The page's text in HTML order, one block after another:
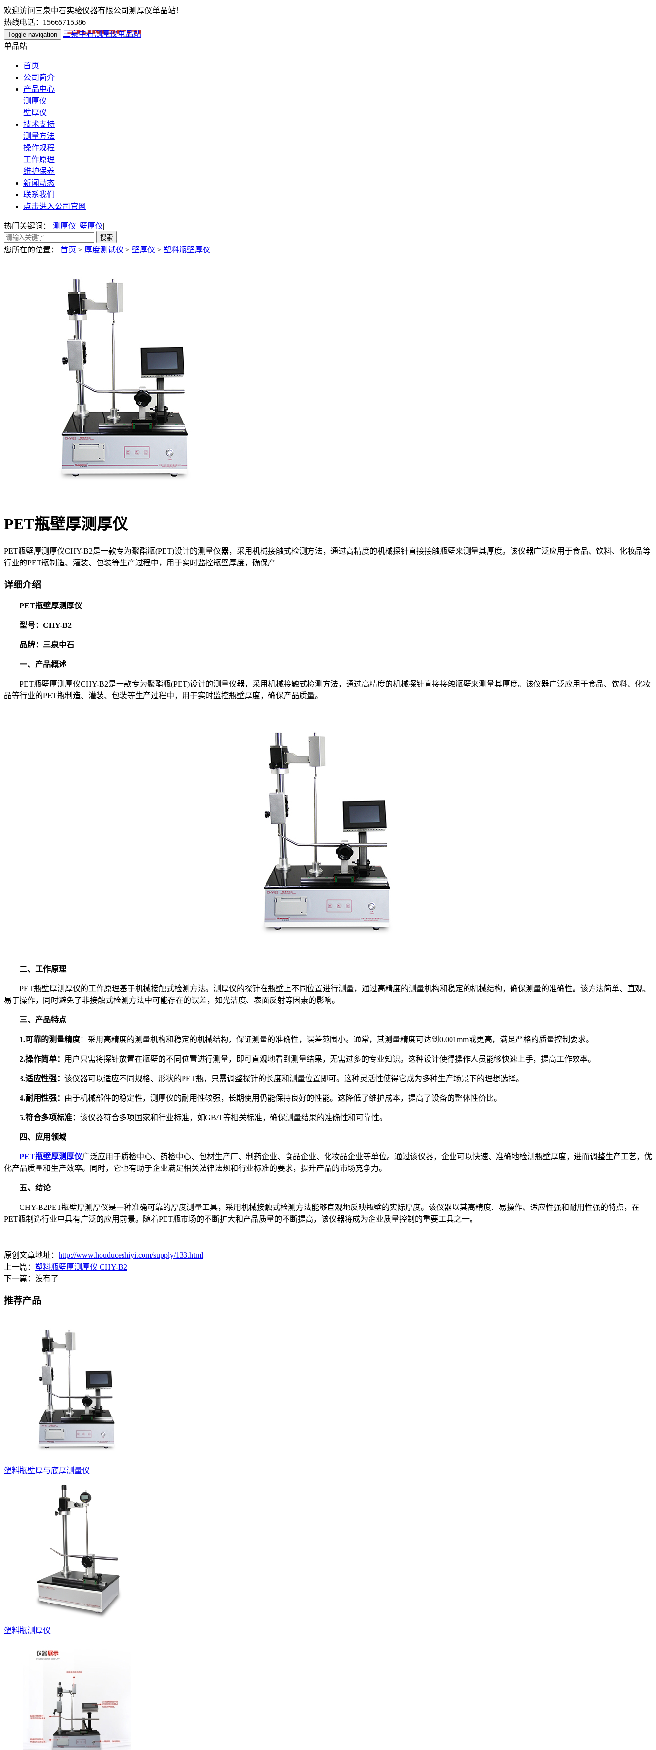
欢迎访问三泉中石实验仪器有限公司测厚仪单品站！
热线电话：15665715386
Toggle navigation
三泉中石测厚仪单品站
单品站
首页
公司简介
产品中心
测厚仪
壁厚仪
技术支持
测量方法
操作规程
工作原理
维护保养
新闻动态
联系我们
点击进入公司官网
热门关键词： 测厚仪| 壁厚仪|
您所在的位置： 首页 > 厚度测试仪 > 壁厚仪 > 塑料瓶壁厚仪
PET瓶壁厚测厚仪
PET瓶壁厚测厚仪CHY-B2是一款专为聚酯瓶(PET)设计的测量仪器，采用机械接触式检测方法，通过高精度的机械探针直接接触瓶壁来测量其厚度。该仪器广泛应用于食品、饮料、化妆品等
行业的PET瓶制造、灌装、包装等生产过程中，用于实时监控瓶壁厚度，确保产
详细介绍
PET瓶壁厚测厚仪
型号：CHY-B2
品牌：三泉中石
一、产品概述
PET瓶壁厚测厚仪CHY-B2是一款专为聚酯瓶(PET)设计的测量仪器，采用机械接触式检测方法，通过高精度的机械探针直接接触瓶壁来测量其厚度。该仪器广泛应用于食品、饮料、化妆
品等行业的PET瓶制造、灌装、包装等生产过程中，用于实时监控瓶壁厚度，确保产品质量。
二、工作原理
PET瓶壁厚测厚仪的工作原理基于机械接触式检测方法。测厚仪的探针在瓶壁上不同位置进行测量，通过高精度的测量机构和稳定的机械结构，确保测量的准确性。该方法简单、直观、
易于操作，同时避免了非接触式检测方法中可能存在的误差，如光洁度、表面反射等因素的影响。
三、产品特点
1.可靠的测量精度：采用高精度的测量机构和稳定的机械结构，保证测量的准确性，误差范围小。通常，其测量精度可达到0.001mm或更高，满足严格的质量控制要求。
2.操作简单： 用户只需将探针放置在瓶壁的不同位置进行测量，即可直观地看到测量结果，无需过多的专业知识。这种设计使得操作人员能够快速上手，提高工作效率。
3.适应性强： 该仪器可以适应不同规格、形状的PET瓶，只需调整探针的长度和测量位置即可。这种灵活性使得它成为多种生产场景下的理想选择。
4.耐用性强： 由于机械部件的稳定性，测厚仪的耐用性较强，长期使用仍能保持良好的性能。这降低了维护成本，提高了设备的整体性价比。
5.符合多项标准： 该仪器符合多项国家和行业标准，如GB/T等相关标准，确保测量结果的准确性和可靠性。
四、应用领域
PET瓶壁厚测厚仪广泛应用于质检中心、药检中心、包材生产厂、制药企业、食品企业、化妆品企业等单位。通过该仪器，企业可以快速、准确地检测瓶壁厚度，进而调整生产工艺，优
化产品质量和生产效率。同时，它也有助于企业满足相关法律法规和行业标准的要求，提升产品的市场竞争力。
五、结论
CHY-B2PET瓶壁厚测厚仪是一种准确可靠的厚度测量工具，采用机械接触式检测方法能够直观地反映瓶壁的实际厚度。该仪器以其高精度、易操作、适应性强和耐用性强的特点，在
PET瓶制造行业中具有广泛的应用前景。随着PET瓶市场的不断扩大和产品质量的不断提高，该仪器将成为企业质量控制的重要工具之一。
原创文章地址： http://www.houduceshiyi.com/supply/133.html
上一篇： 塑料瓶壁厚测厚仪 CHY-B2
下一篇：没有了
推荐产品
塑料瓶壁厚与底厚测量仪
塑料瓶测厚仪